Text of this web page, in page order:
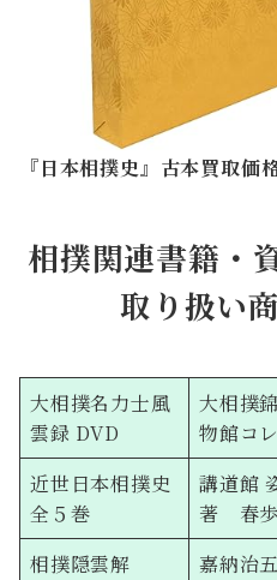
『日本相撲史』古本買取価
相撲関連書籍・
取り扱い
大相撲名力士風
雲録 DVD
大相撲
物館コ
近世日本相撲史
全５巻
講道館
著 春
相撲隠雲解
嘉納治